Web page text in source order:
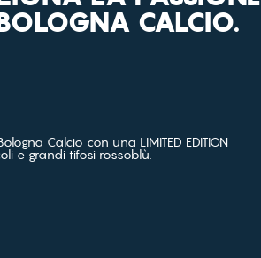
CALCIO.
Calcio con una LIMITED EDITION
e grandi tifosi rossoblù.